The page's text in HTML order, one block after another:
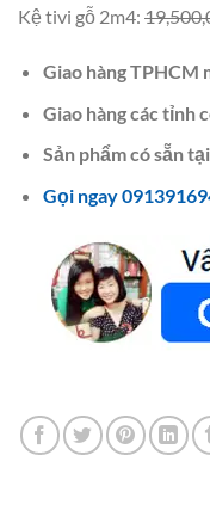
Kệ tivi gỗ 2m4:
Giao hàng TPHCM
Giao hàng các tỉnh
Sản phẩm có sẵn
Gọi ngay